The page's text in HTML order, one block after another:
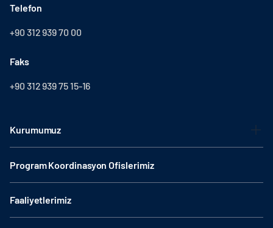
Telefon
+90 312 939 70 00
Faks
+90 312 939 75 15-16
Kurumumuz
Program Koordinasyon Ofislerimiz
Faaliyetlerimiz